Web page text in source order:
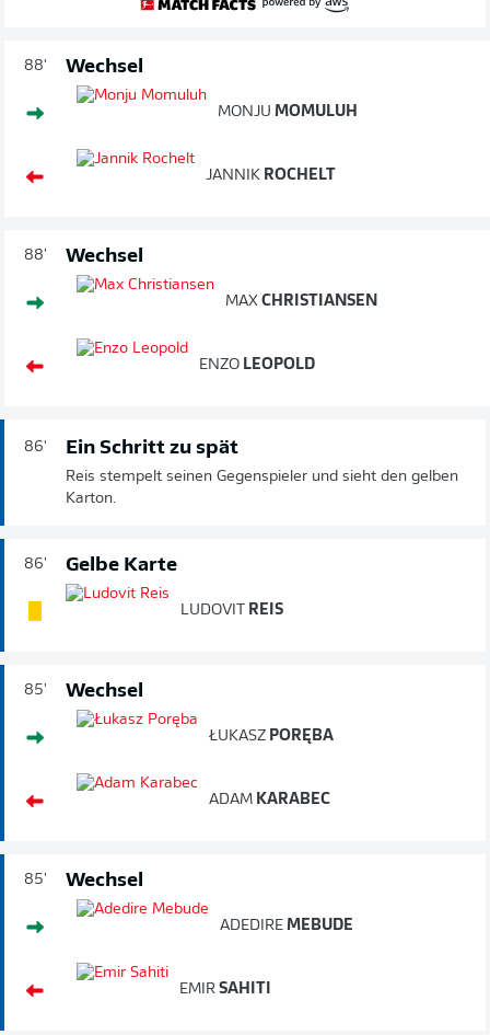
88' Wechsel
MONJU MOMULUH
JANNIK ROCHELT
88' Wechsel
MAX CHRISTIANSEN
ENZO LEOPOLD
86' Ein Schritt zu spät
Reis stempelt seinen Gegenspieler und sieht den gelben
Karton.
86' Gelbe Karte
LUDOVIT REIS
85' Wechsel
ŁUKASZ PORĘBA
ADAM KARABEC
85' Wechsel
ADEDIRE MEBUDE
EMIR SAHITI